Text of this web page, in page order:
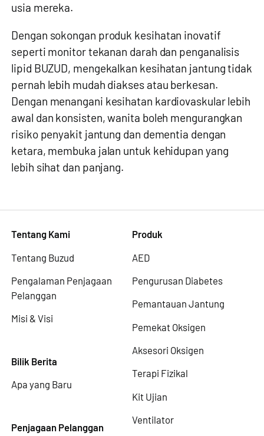
usia mereka.
Dengan sokongan produk kesihatan inovatif
seperti monitor tekanan darah dan penganalisis
lipid BUZUD, mengekalkan kesihatan jantung tidak
pernah lebih mudah diakses atau berkesan.
Dengan menangani kesihatan kardiovaskular lebih
awal dan konsisten, wanita boleh mengurangkan
risiko penyakit jantung dan dementia dengan
ketara, membuka jalan untuk kehidupan yang
lebih sihat dan panjang.
Tentang Kami
Tentang Buzud
Pengalaman Penjagaan
Pelanggan
Misi & Visi
Bilik Berita
Apa yang Baru
Penjagaan Pelanggan
Produk
AED
Pengurusan Diabetes
Pemantauan Jantung
Pemekat Oksigen
Aksesori Oksigen
Terapi Fizikal
Kit Ujian
Ventilator